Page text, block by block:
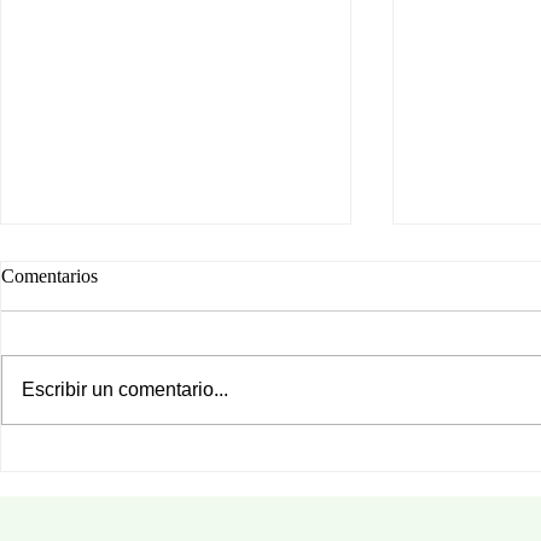
¿CON
Comentarios
Escribir un comentario...